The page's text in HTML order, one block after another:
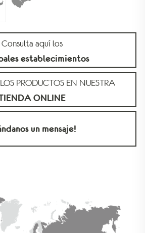
Consulta aquí los
establecimientos
PRODUCTOS EN NUESTRA
ONLINE
un mensaje!